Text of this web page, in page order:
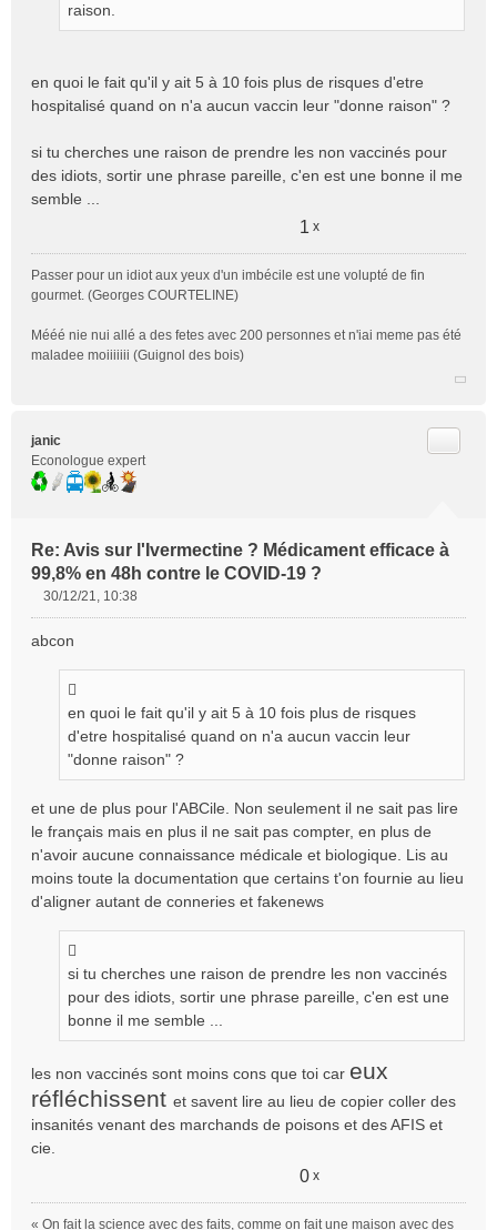
raison.
en quoi le fait qu'il y ait 5 à 10 fois plus de risques d'etre
hospitalisé quand on n'a aucun vaccin leur "donne raison" ?
si tu cherches une raison de prendre les non vaccinés pour
des idiots, sortir une phrase pareille, c'en est une bonne il me
semble ...
1 x
Passer pour un idiot aux yeux d'un imbécile est une volupté de fin
gourmet. (Georges COURTELINE)
Mééé nie nui allé a des fetes avec 200 personnes et n'iai meme pas été
maladee moiiiiiii (Guignol des bois)
janic
Econologue expert
Re: Avis sur l'Ivermectine ? Médicament efficace à
99,8% en 48h contre le COVID-19 ?
s
l
u
30/12/21, 10:38
abcon
en quoi le fait qu'il y ait 5 à 10 fois plus de risques
d'etre hospitalisé quand on n'a aucun vaccin leur
"donne raison" ?
et une de plus pour l'ABCile. Non seulement il ne sait pas lire
le français mais en plus il ne sait pas compter, en plus de
n'avoir aucune connaissance médicale et biologique. Lis au
moins toute la documentation que certains t'on fournie au lieu
d'aligner autant de conneries et fakenews
si tu cherches une raison de prendre les non vaccinés
pour des idiots, sortir une phrase pareille, c'en est une
bonne il me semble ...
les non vaccinés sont moins cons que toi car eux
réfléchissent et savent lire au lieu de copier coller des
insanités venant des marchands de poisons et des AFIS et
cie.
0 x
« On fait la science avec des faits, comme on fait une maison avec des